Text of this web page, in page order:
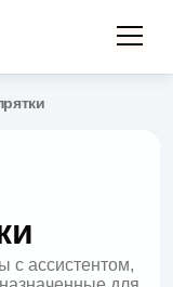
с ассистентом,